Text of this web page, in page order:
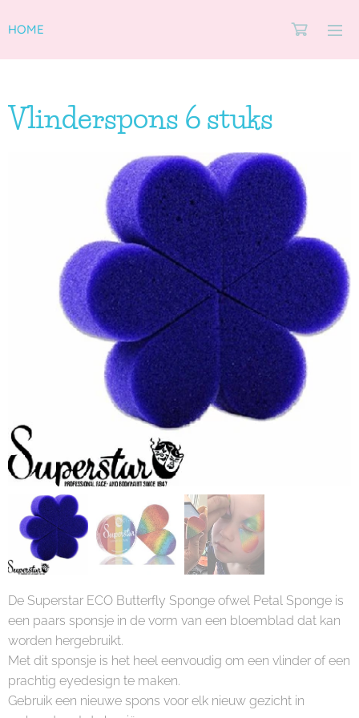
HOME
Vlinderspons 6 stuks
De Superstar ECO Butterfly Sponge ofwel Petal Sponge is
een paars sponsje in de vorm van een bloemblad dat kan
worden hergebruikt.
Met dit sponsje is het heel eenvoudig om een vlinder of een
prachtig eyedesign te maken.
Gebruik een nieuwe spons voor elk nieuw gezicht in